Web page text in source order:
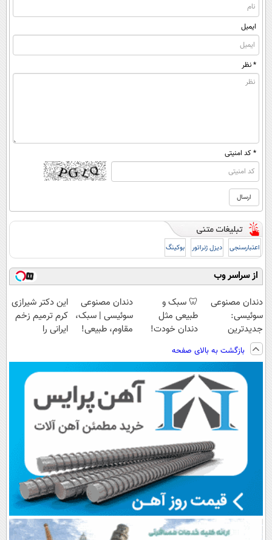
ایمیل
* نظر
* کد امنیتی
اعتبارسنجی دیزل ژنراتور بوکینگ
از سراسر وب
دندان مصنوعی
سوئیسی:
جدیدترین
فناوری اروپا،
سبک و مقاوم |
پرداخت قسطی
🦷 سبک و
طبیعی مثل
دندان خودت!
پرداخت اقساطی
💳 📍 تهران
دندان مصنوعی
سوئیسی | سبک،
مقاوم، طبیعی!
اقساطی😍
این دکتر شیرازی
کرم ترمیم زخم
ایرانی را
بازگشت به بالای صفحه